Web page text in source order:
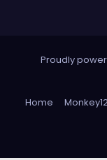
Proudly
Home